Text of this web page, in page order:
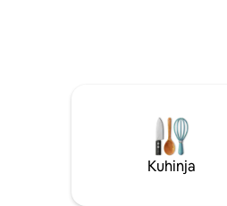
Kuhinja